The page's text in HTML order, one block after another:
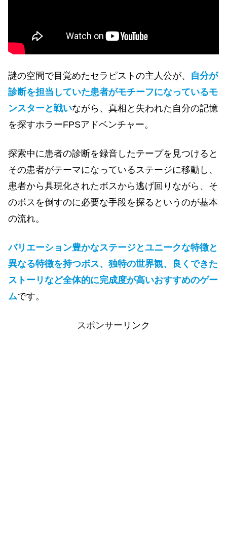
謎の空間で目覚めたセラピストの主人公が、 自分が
診断を担当していた患者がモチーフになっているモ
ンスターと戦いながら、真相と失われた自分の記憶
を探すホラーFPSアドベンチャー。
探索中に患者の診断を録音したテープを見つけると
その患者がテーマになっているステージに移動し、
患者から具現化されたボスから逃げ回りながら、そ
のボスを倒すのに必要な手段を探るというのが基本
の流れ。
バリエーション豊かなステージとユニークな特徴と
異なる特徴を持つボス、独特の世界観、良くできた
ストーリなど全体的に完成度が高いおすすめのゲー
ムです。
スポンサーリンク